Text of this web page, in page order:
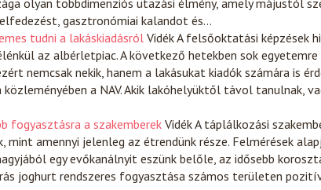
olyan többdimenziós utazási élmény, amely májustól
gasztronómiai kalandot és…
tudni a lakáskiadásrólVidékA felsőoktatási képzések
az albérletpiac. A következő hetekben sok
nemcsak nekik, hanem a lakásukat kiadók számára is
a NAV. Akik lakóhelyüktől távol tanulnak,
fogyasztásra a szakemberek VidékA táplálkozási
amennyi jelenleg az étrendünk része. Felmérések
egy evőkanálnyit eszünk belőle, az idősebb
joghurt rendszeres fogyasztása számos területen